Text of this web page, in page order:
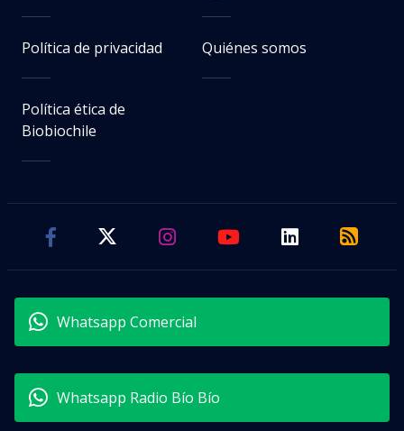
Política de privacidad Quiénes somos
Política ética de
Biobiochile
Whatsapp Comercial
Whatsapp Radio Bío Bío